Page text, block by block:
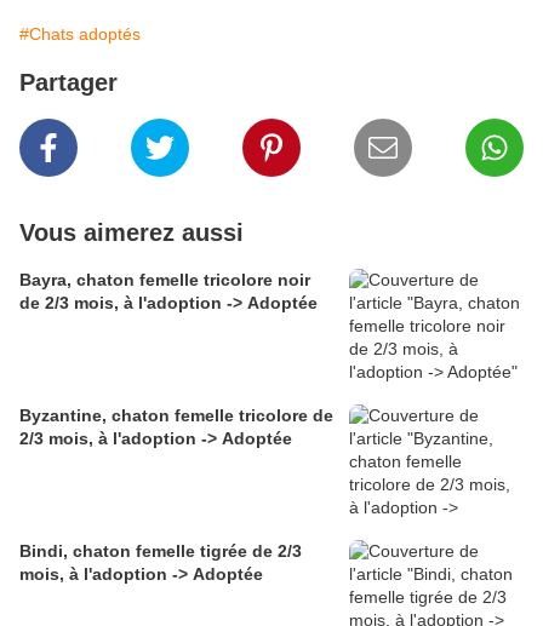
#Chats adoptés
Partager
Vous aimerez aussi
Bayra, chaton femelle tricolore noir
de 2/3 mois, à l'adoption -> Adoptée
Byzantine, chaton femelle tricolore de
2/3 mois, à l'adoption -> Adoptée
Bindi, chaton femelle tigrée de 2/3
mois, à l'adoption -> Adoptée